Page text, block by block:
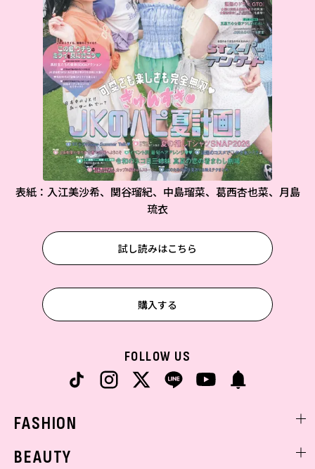
表紙：入江美沙希、関谷瑠紀、中島瑠菜、葛西杏也菜、月島
琉衣
試し読みはこちら
購入する
FOLLOW US
FASHION
BEAUTY